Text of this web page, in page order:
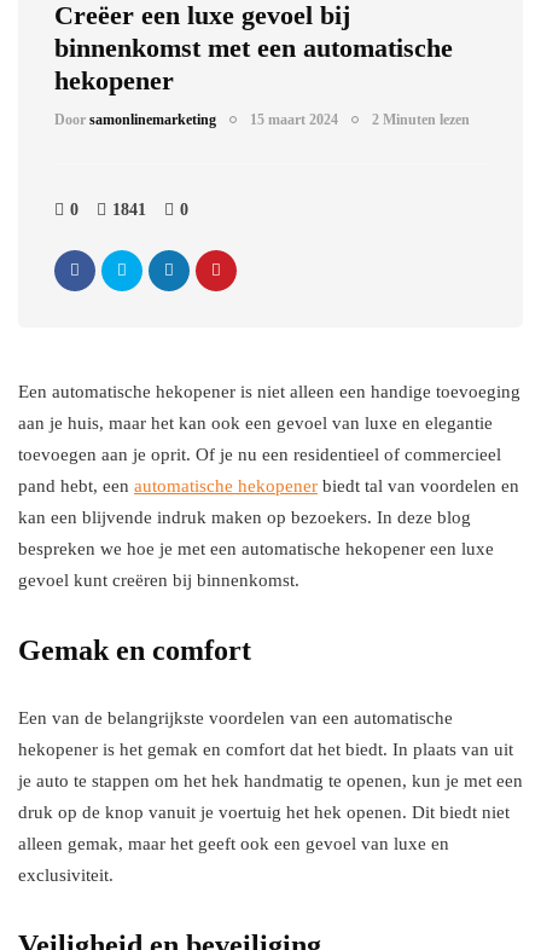
Creëer een luxe gevoel bij
binnenkomst met een automatische
hekopener
Door samonlinemarketing 15 maart 2024 2 Minuten lezen
0 1841 0
Een automatische hekopener is niet alleen een handige toevoeging
aan je huis, maar het kan ook een gevoel van luxe en elegantie
toevoegen aan je oprit. Of je nu een residentieel of commercieel
pand hebt, een automatische hekopener biedt tal van voordelen en
kan een blijvende indruk maken op bezoekers. In deze blog
bespreken we hoe je met een automatische hekopener een luxe
gevoel kunt creëren bij binnenkomst.
Gemak en comfort
Een van de belangrijkste voordelen van een automatische
hekopener is het gemak en comfort dat het biedt. In plaats van uit
je auto te stappen om het hek handmatig te openen, kun je met een
druk op de knop vanuit je voertuig het hek openen. Dit biedt niet
alleen gemak, maar het geeft ook een gevoel van luxe en
exclusiviteit.